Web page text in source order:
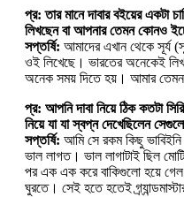
প্র: তার মানে দাবার বইয়ের একটা
লিখছেন বা আপনার তেমন কোনও
সপ্তর্ষি: আমাদের এখান থেকে সূর্য
ওই লিখেছে। ভারতের অনেকেই
অনেক সময় দিতে হয়। আমার
প্র: আপনি দাবা নিয়ে ঠিক কতটা
নিয়ে যা যা স্বপ্ন দেখেছিলেন
সপ্তর্ষি: আমি সে রকম কিছু
ভাল লাগত। ভাল লাগাটাই ছিল
পর এক এক করে বাকিগুলো হয়ে
ঘুরতে। সেই হতে হতেই